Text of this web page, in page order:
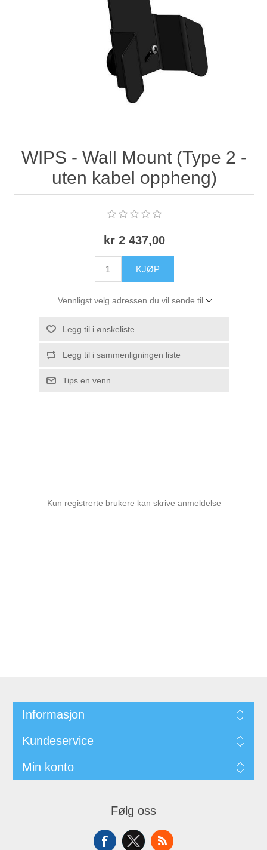
WIPS - Wall Mount (Type 2 -
uten kabel oppheng)
kr 2 437,00
KJØP
Vennligst velg adressen du vil sende til
Legg til i ønskeliste
Legg til i sammenligningen liste
Tips en venn
Kun registrerte brukere kan skrive anmeldelse
Informasjon
Kundeservice
Min konto
Følg oss